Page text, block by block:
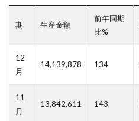
期 生産金額
前年同期
比%
12
月
14,139,878 134
11
月
13,842,611 143